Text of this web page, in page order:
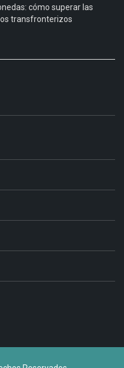
cómo superar las
transfronterizos